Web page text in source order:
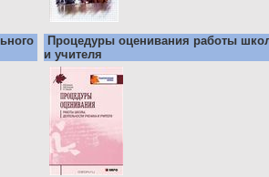
Процедуры оценивания работы
и учителя